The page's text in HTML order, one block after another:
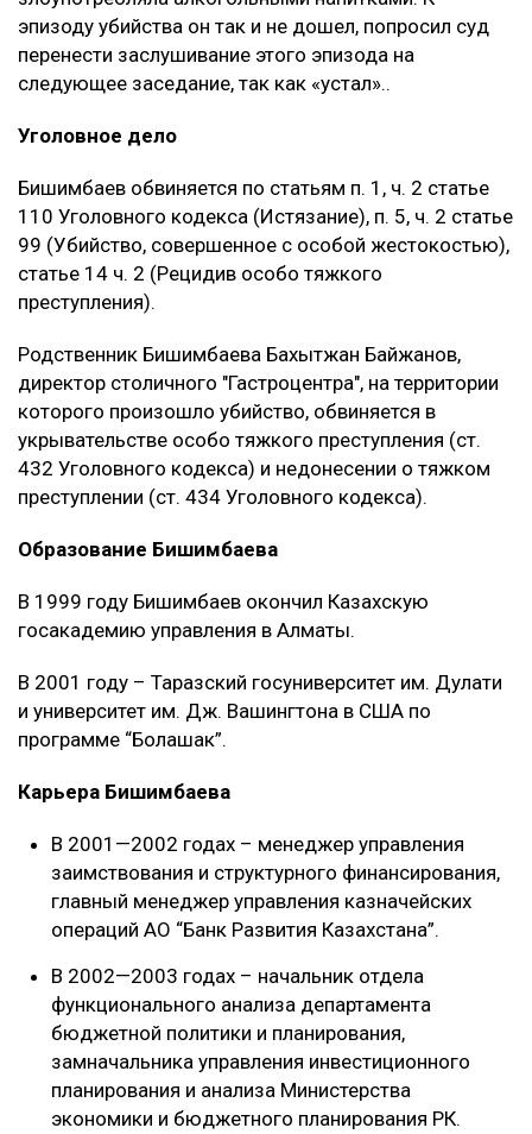
эпизоду убийства он так и не дошел, попросил суд
перенести заслушивание этого эпизода на
следующее заседание, так как «устал»..
Уголовное дело
Бишимбаев обвиняется по статьям п. 1, ч. 2 статье
110 Уголовного кодекса (Истязание), п. 5, ч. 2 статье
99 (Убийство, совершенное с особой жестокостью),
статье 14 ч. 2 (Рецидив особо тяжкого
преступления).
Родственник Бишимбаева Бахытжан Байжанов,
директор столичного "Гастроцентра", на территории
которого произошло убийство, обвиняется в
укрывательстве особо тяжкого преступления (ст.
432 Уголовного кодекса) и недонесении о тяжком
преступлении (ст. 434 Уголовного кодекса).
Образование Бишимбаева
В 1999 году Бишимбаев окончил Казахскую
госакадемию управления в Алматы.
В 2001 году – Таразский госуниверситет им. Дулати
и университет им. Дж. Вашингтона в США по
программе “Болашак”.
Карьера Бишимбаева
В 2001—2002 годах – менеджер управления
заимствования и структурного финансирования,
главный менеджер управления казначейских
операций АО “Банк Развития Казахстана”.
В 2002—2003 годах – начальник отдела
функционального анализа департамента
бюджетной политики и планирования,
замначальника управления инвестиционного
планирования и анализа Министерства
экономики и бюджетного планирования РК.